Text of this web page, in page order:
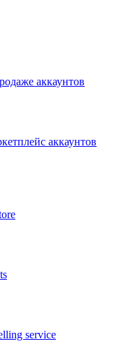
аккаунтов
аккаунтов
service